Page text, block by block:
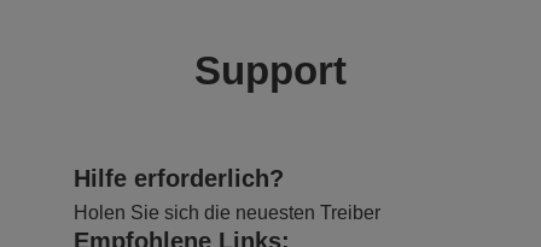
Support
Hilfe erforderlich?
Holen Sie sich die neuesten Treiber
Empfohlene Links: